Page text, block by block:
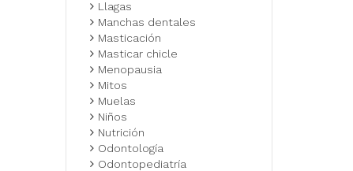
Llagas
Manchas dentales
Masticación
Masticar chicle
Menopausia
Mitos
Muelas
Niños
Nutrición
Odontología
Odontopediatría